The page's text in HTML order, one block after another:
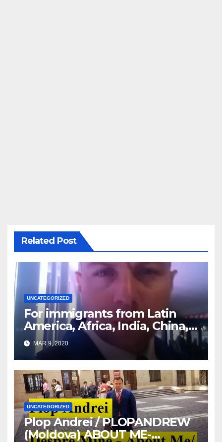
Related Post
UNCATEGORIZED
For immigrants from Latin
America, Africa, India, China,
etc. you must read this article
MAR 9, 2020
UNCATEGORIZED
Plop Andrei / PLOPANDREW
(Moldova) ABOUT ME-